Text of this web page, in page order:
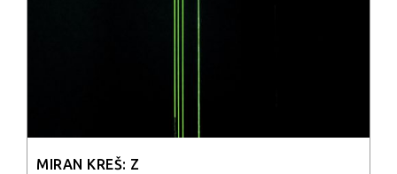
MIRAN KREŠ: Z